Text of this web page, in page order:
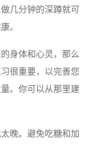
几分钟的深蹲就可
。
身体和心灵，那么
很重要，以完善您
。你可以从那里建
晚。避免吃糖和加